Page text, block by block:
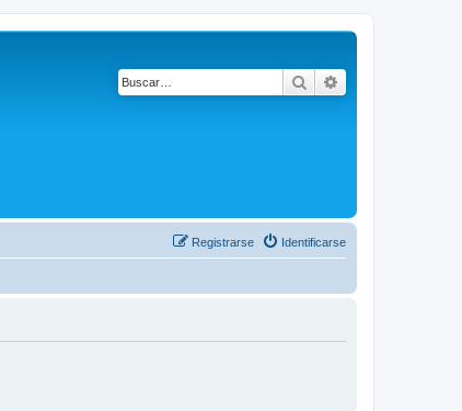
Buscar
Identificarse
Registrarse